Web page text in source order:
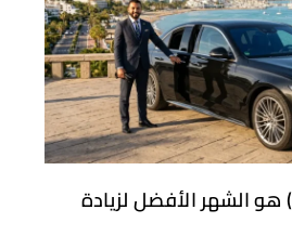
الشهر الأفضل لزيادة